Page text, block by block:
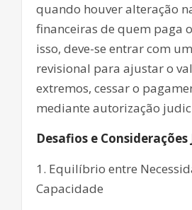
quando houver alteração
financeiras de quem paga
isso, deve-se entrar com
revisional para ajustar o
extremos, cessar o
mediante autorização
Desafios e Considerações
1. Equilíbrio entre
Capacidade